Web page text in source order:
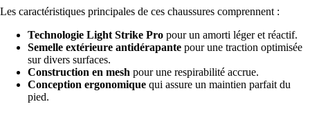
Les caractéristiques principales de ces chaussures comprennent :
Technologie Light Strike Pro pour un amorti léger et réactif.
Semelle extérieure antidérapante pour une traction optimisée
sur divers surfaces.
Construction en mesh pour une respirabilité accrue.
Conception ergonomique qui assure un maintien parfait du
pied.